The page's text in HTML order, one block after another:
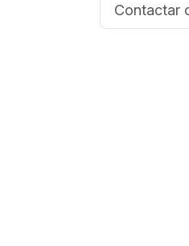
Contactar